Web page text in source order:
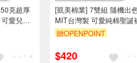
克超厚
[凱美棉業] 7雙組 隨機出
MIT台灣製 可愛純棉聖誕
耶誕襪 聖誕禮物 -聖誕繽
贈OPENPOINT
$420